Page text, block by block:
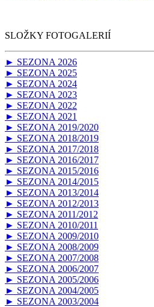
SLOŽKY FOTOGALERIÍ
► SEZONA 2026
► SEZONA 2025
► SEZONA 2024
► SEZONA 2023
► SEZONA 2022
► SEZONA 2021
► SEZONA 2019/2020
► SEZONA 2018/2019
► SEZONA 2017/2018
► SEZONA 2016/2017
► SEZONA 2015/2016
► SEZONA 2014/2015
► SEZONA 2013/2014
► SEZONA 2012/2013
► SEZONA 2011/2012
► SEZONA 2010/2011
► SEZONA 2009/2010
► SEZONA 2008/2009
► SEZONA 2007/2008
► SEZONA 2006/2007
► SEZONA 2005/2006
► SEZONA 2004/2005
► SEZONA 2003/2004